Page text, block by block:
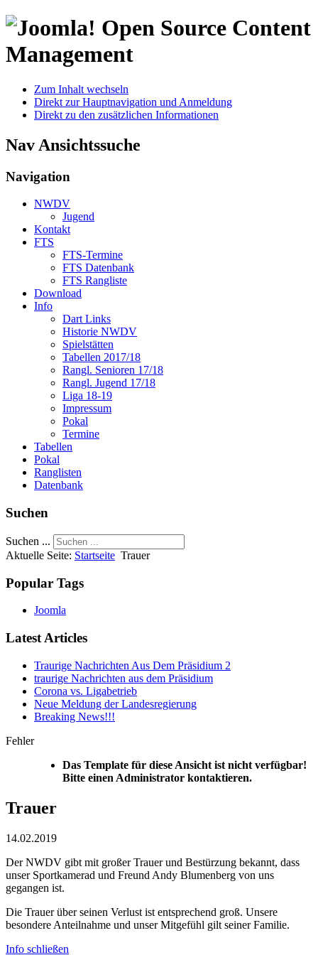
Open Source Content
Management
Zum Inhalt wechseln
Direkt zur Hauptnavigation und Anmeldung
Direkt zu den zusätzlichen Informationen
Nav Ansichtssuche
Navigation
NWDV
Jugend
Kontakt
FTS
FTS-Termine
FTS Datenbank
FTS Rangliste
Download
Info
Dart Links
Historie NWDV
Spielstätten
Tabellen 2017/18
Rangl. Senioren 17/18
Rangl. Jugend 17/18
Liga 18-19
Impressum
Pokal
Termine
Tabellen
Pokal
Ranglisten
Datenbank
Suchen
Suchen ...
Aktuelle Seite: Startseite Trauer
Popular Tags
Joomla
Latest Articles
Traurige Nachrichten Aus Dem Präsidium 2
traurige Nachrichten aus dem Präsidium
Corona vs. Ligabetrieb
Neue Meldung der Landesregierung
Breaking News!!!
Fehler
Das Template für diese Ansicht ist nicht verfügbar!
Bitte einen Administrator kontaktieren.
Trauer
14.02.2019
Der NWDV gibt mit großer Trauer und Bestürzung bekannt, dass
unser Sportkamerad und Freund Andy Blumenberg von uns
gegangen ist.
Die Trauer über seinen Verlust ist entsprechend groß. Unsere
besondere Anteilnahme und unser Mitgefühl gilt seiner Familie.
Info schließen